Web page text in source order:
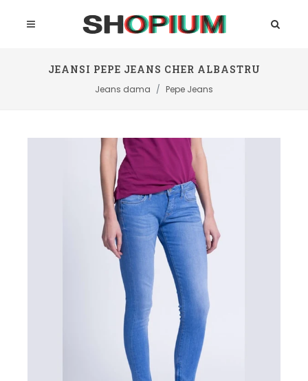
JEANSI PEPE JEANS CHER ALBASTRU
Jeans dama Pepe Jeans